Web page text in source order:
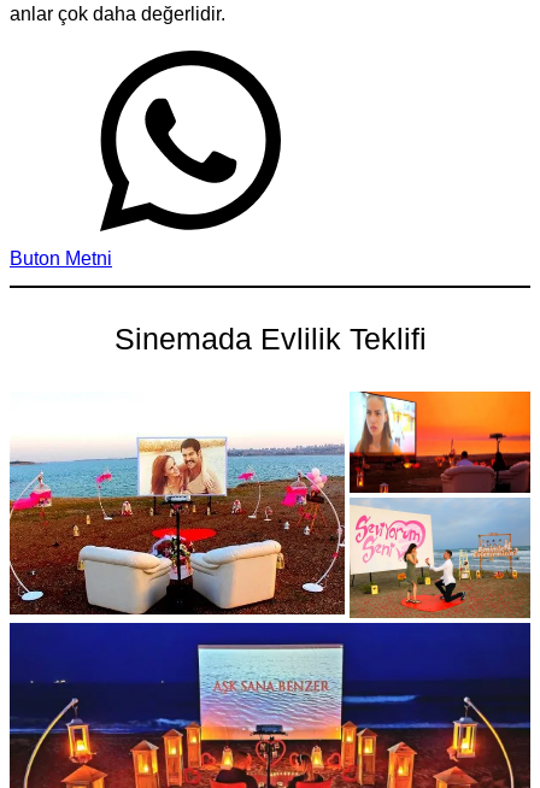
anlar çok daha değerlidir.
Buton Metni
Sinemada Evlilik Teklifi